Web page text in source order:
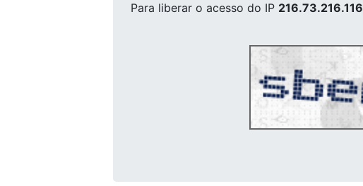
Para liberar o acesso do IP 216.73.216.116